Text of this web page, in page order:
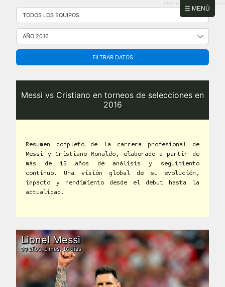
☰ MENÚ
Saltar
contenido
PHP: 8.2.31 | MySQL: 8.0.43
FILTRAR DATOS
Messi vs Cristiano en torneos de selecciones en
2016
Resumen completo de la carrera profesional de
Messi y Cristiano Ronaldo, elaborado a partir de
más de 15 años de análisis y seguimiento
continuo. Una visión global de su evolución,
impacto y rendimiento desde el debut hasta la
actualidad.
Lionel Messi
39años, 1mes,16días